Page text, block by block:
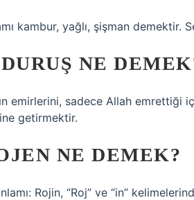
kambur, yağlı, şişman demektir.
NE
emirlerini, sadece Allah emrettiği
getirmektir.
NE DEMEK?
Rojin, “Roj” ve “in”